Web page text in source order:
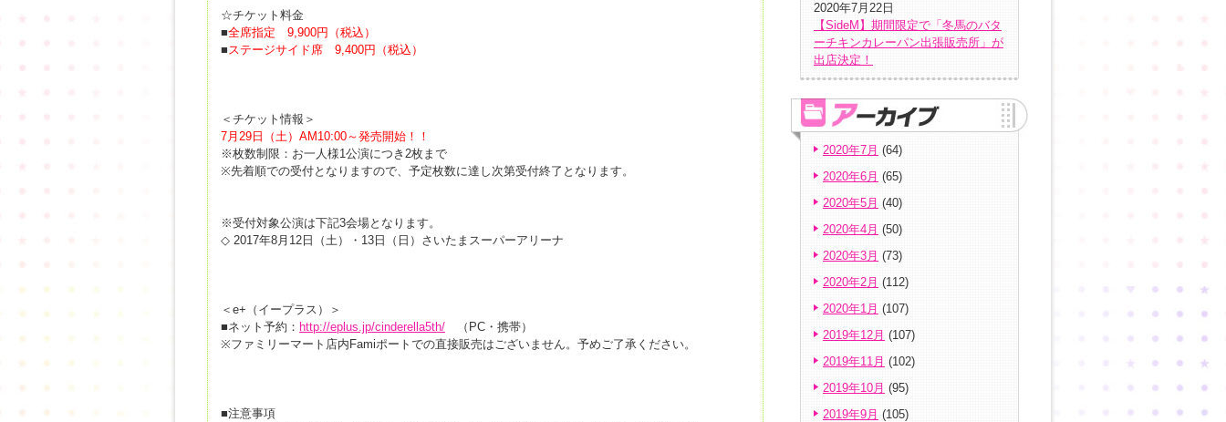
☆チケット料金
■全席指定 9,900円（税込）
■ステージサイド席 9,400円（税込）
＜チケット情報＞
7月29日（土）AM10:00～発売開始！！
※枚数制限：お一人様1公演につき2枚まで
※先着順での受付となりますので、予定枚数に達し次第受付終了となります。
※受付対象公演は下記3会場となります。
◇ 2017年8月12日（土）・13日（日）さいたまスーパーアリーナ
＜e+（イープラス）＞
■ネット予約： http://eplus.jp/cinderella5th/ （PC・携帯）
※ファミリーマート店内Famiポートでの直接販売はございません。予めご了承ください。
■注意事項
2020年7月22日
【SideM】期間限定で「冬馬のバタ
ーチキンカレーパン出張販売所」が
出店決定！
2020年7月 (64)
2020年6月 (65)
2020年5月 (40)
2020年4月 (50)
2020年3月 (73)
2020年2月 (112)
2020年1月 (107)
2019年12月 (107)
2019年11月 (102)
2019年10月 (95)
2019年9月 (105)